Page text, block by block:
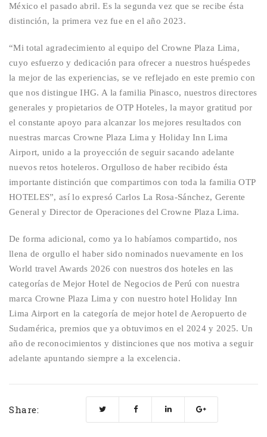
México el pasado abril. Es la segunda vez que se recibe ésta
distinción, la primera vez fue en el año 2023.
“Mi total agradecimiento al equipo del Crowne Plaza Lima,
cuyo esfuerzo y dedicación para ofrecer a nuestros huéspedes
la mejor de las experiencias, se ve reflejado en este premio con
que nos distingue IHG. A la familia Pinasco, nuestros directores
generales y propietarios de OTP Hoteles, la mayor gratitud por
el constante apoyo para alcanzar los mejores resultados con
nuestras marcas Crowne Plaza Lima y Holiday Inn Lima
Airport, unido a la proyección de seguir sacando adelante
nuevos retos hoteleros. Orgulloso de haber recibido ésta
importante distinción que compartimos con toda la familia OTP
HOTELES”, así lo expresó Carlos La Rosa-Sánchez, Gerente
General y Director de Operaciones del Crowne Plaza Lima.
De forma adicional, como ya lo habíamos compartido, nos
llena de orgullo el haber sido nominados nuevamente en los
World travel Awards 2026 con nuestros dos hoteles en las
categorías de Mejor Hotel de Negocios de Perú con nuestra
marca Crowne Plaza Lima y con nuestro hotel Holiday Inn
Lima Airport en la categoría de mejor hotel de Aeropuerto de
Sudamérica, premios que ya obtuvimos en el 2024 y 2025. Un
año de reconocimientos y distinciones que nos motiva a seguir
adelante apuntando siempre a la excelencia.
Share: